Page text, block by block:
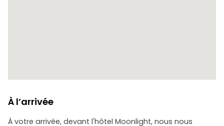
À l’arrivée
À votre arrivée, devant l'hôtel Moonlight, nous nous